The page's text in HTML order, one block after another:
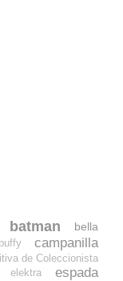
batman bella
buffy campanilla
de Coleccionista
elektra espada